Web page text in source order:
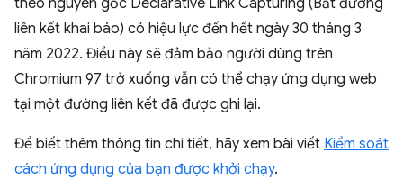
theo nguyên gốc Declarative Link Capturing (Bắt đường
liên kết khai báo) có hiệu lực đến hết ngày 30 tháng 3
năm 2022. Điều này sẽ đảm bảo người dùng trên
Chromium 97 trở xuống vẫn có thể chạy ứng dụng web
tại một đường liên kết đã được ghi lại.
Để biết thêm thông tin chi tiết, hãy xem bài viết Kiểm soát
cách ứng dụng của bạn được khởi chạy.